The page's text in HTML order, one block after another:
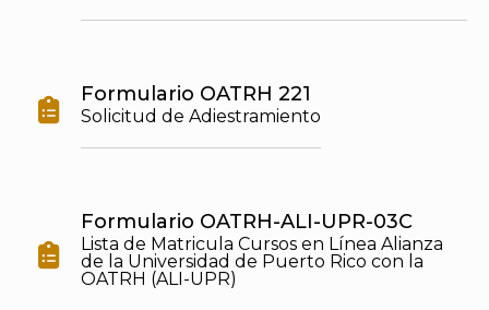

Formulario OATRH 221
Solicitud de Adiestramiento

Formulario OATRH-ALI-UPR-03C
Lista de Matricula Cursos en Línea Alianza
de la Universidad de Puerto Rico con la
OATRH (ALI-UPR)